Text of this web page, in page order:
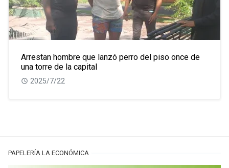
Arrestan hombre que lanzó perro del piso once de
una torre de la capital
2025/7/22
PAPELERÍA LA ECONÓMICA